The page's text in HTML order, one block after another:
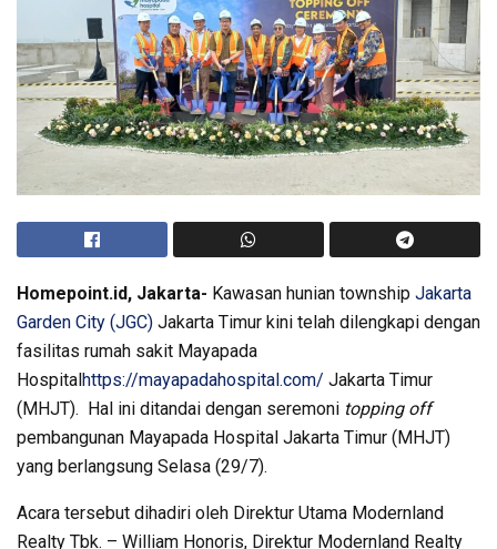
Homepoint.id, Jakarta- Kawasan hunian township Jakarta
Garden City (JGC) Jakarta Timur kini telah dilengkapi dengan
fasilitas rumah sakit Mayapada
Hospital https://mayapadahospital.com/ Jakarta Timur
(MHJT). Hal ini ditandai dengan seremoni topping off
pembangunan Mayapada Hospital Jakarta Timur (MHJT)
yang berlangsung Selasa (29/7).
Acara tersebut dihadiri oleh Direktur Utama Modernland
Realty Tbk. – William Honoris, Direktur Modernland Realty